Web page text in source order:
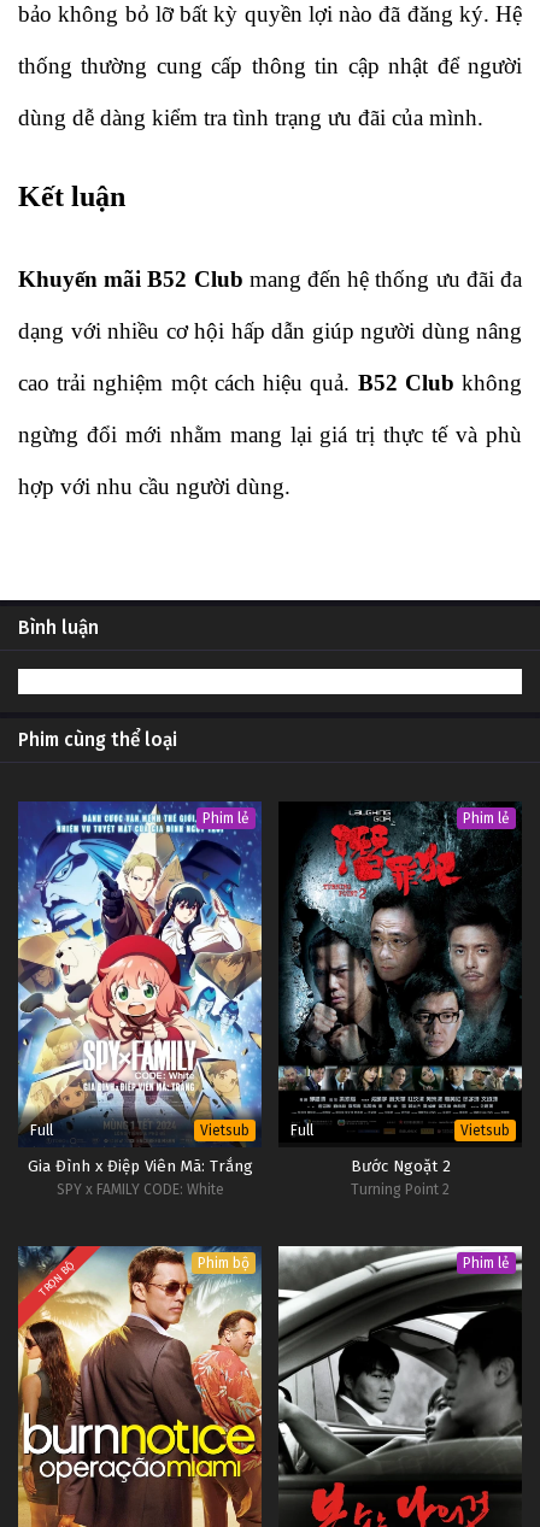
bảo không bỏ lỡ bất kỳ quyền lợi nào đã đăng ký. Hệ
thống thường cung cấp thông tin cập nhật để người
dùng dễ dàng kiểm tra tình trạng ưu đãi của mình.
Kết luận
Khuyến mãi B52 Club mang đến hệ thống ưu đãi đa
dạng với nhiều cơ hội hấp dẫn giúp người dùng nâng
cao trải nghiệm một cách hiệu quả. B52 Club không
ngừng đổi mới nhằm mang lại giá trị thực tế và phù
hợp với nhu cầu người dùng.
Bình luận
Phim cùng thể loại
Phim lẻ
Full Vietsub
Gia Đình x Điệp Viên Mã: Trắng
SPY x FAMILY CODE: White
Phim lẻ
Full Vietsub
Bước Ngoặt 2
Turning Point 2
TRỌN BỘ Phim bộ Phim lẻ